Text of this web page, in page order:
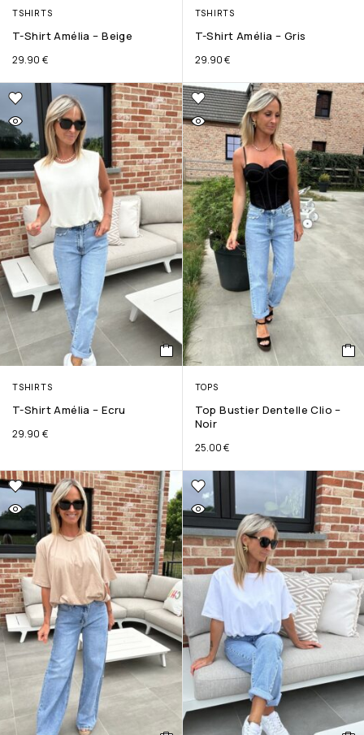
TSHIRTS
T-Shirt Amélia – Beige
29.90 €
TSHIRTS
T-Shirt Amélia – Gris
29.90€
TSHIRTS
T-Shirt Amélia – Ecru
29.90 €
TOPS
Top Bustier Dentelle Clio –
Noir
25.00€